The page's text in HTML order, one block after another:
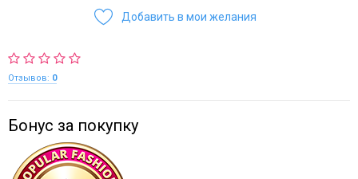
Добавить в мои желания
Отзывов: 0
Бонус за покупку